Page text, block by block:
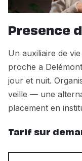
Presence
Un auxiliaire de
proche a
jour et nuit.
veille — une
placement en
Tarif sur